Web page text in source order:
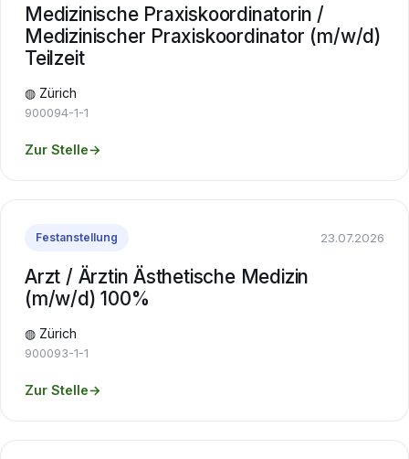
Medizinische Praxiskoordinatorin /
Medizinischer Praxiskoordinator (m/w/d)
Teilzeit
◍ Zürich
900094-1-1
Zur Stelle→
Festanstellung 23.07.2026
Arzt / Ärztin Ästhetische Medizin
(m/w/d) 100%
◍ Zürich
900093-1-1
Zur Stelle→